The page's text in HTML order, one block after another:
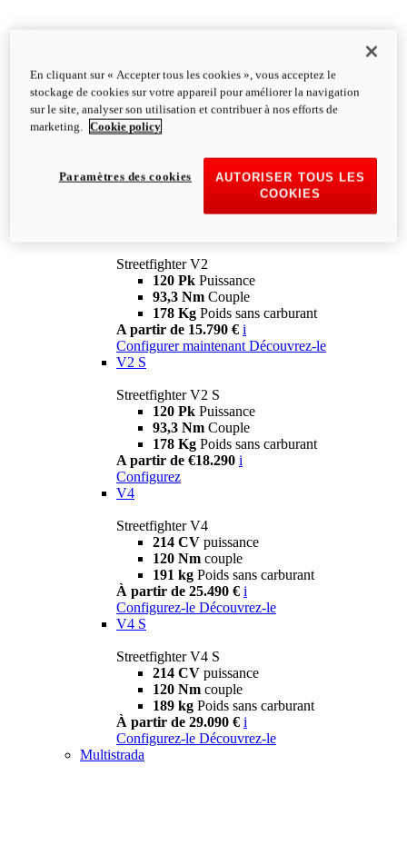
Streetfighter V2
120 Pk Puissance
93,3 Nm Couple
178 Kg Poids sans carburant
A partir de 15.790 € i
Configurer maintenant Découvrez-le
V2 S
Streetfighter V2 S
120 Pk Puissance
93,3 Nm Couple
178 Kg Poids sans carburant
A partir de €18.290 i
Configurez
V4
Streetfighter V4
214 CV puissance
120 Nm couple
191 kg Poids sans carburant
À partir de 25.490 € i
Configurez-le Découvrez-le
V4 S
Streetfighter V4 S
214 CV puissance
120 Nm couple
189 kg Poids sans carburant
À partir de 29.090 € i
Configurez-le Découvrez-le
Multistrada
En cliquant sur « Accepter tous les cookies », vous acceptez le
stockage de cookies sur votre appareil pour améliorer la navigation
sur le site, analyser son utilisation et contribuer à nos efforts de
marketing.
Cookie policy
AUTORISER TOUS LES
COOKIES
Paramètres des cookies